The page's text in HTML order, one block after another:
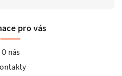
pro vás
O nás